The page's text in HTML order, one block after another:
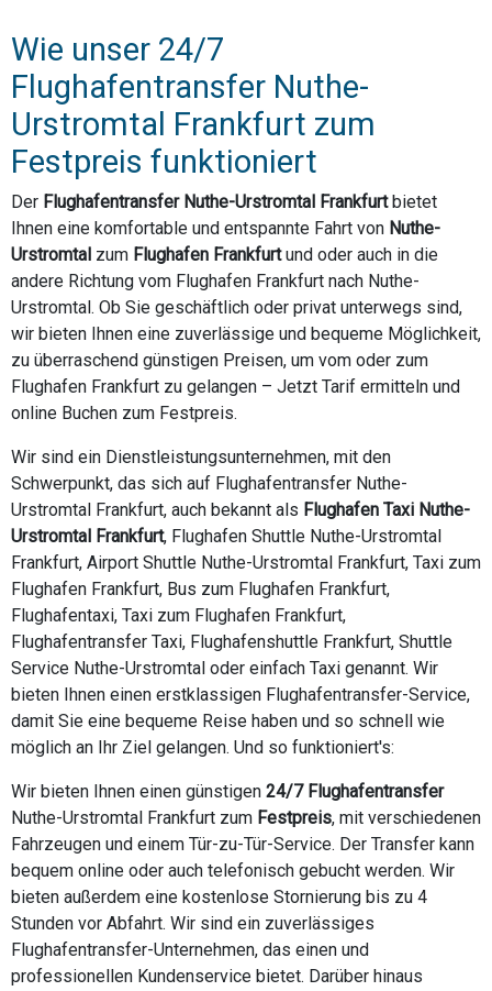
Wie unser 24/7
Flughafentransfer Nuthe-
Urstromtal Frankfurt zum
Festpreis funktioniert
Der Flughafentransfer Nuthe-Urstromtal Frankfurtbietet
Ihnen eine komfortable und entspannte Fahrt von Nuthe-
Urstromtal zum Flughafen Frankfurtund oder auch in die
andere Richtung vom Flughafen Frankfurt nach Nuthe-
Urstromtal. Ob Sie geschäftlich oder privat unterwegs sind,
wir bieten Ihnen eine zuverlässige und bequeme Möglichkeit,
zu überraschend günstigen Preisen, um vom oder zum
Flughafen Frankfurt zu gelangen – Jetzt Tarif ermitteln und
online Buchen zum Festpreis.
Wir sind ein Dienstleistungsunternehmen, mit den
Schwerpunkt, das sich auf Flughafentransfer Nuthe-
Urstromtal Frankfurt, auch bekannt als Flughafen Taxi Nuthe-
Urstromtal Frankfurt, Flughafen Shuttle Nuthe-Urstromtal
Frankfurt, Airport Shuttle Nuthe-Urstromtal Frankfurt, Taxi zum
Flughafen Frankfurt, Bus zum Flughafen Frankfurt,
Flughafentaxi, Taxi zum Flughafen Frankfurt,
Flughafentransfer Taxi, Flughafenshuttle Frankfurt, Shuttle
Service Nuthe-Urstromtal oder einfach Taxi genannt. Wir
bieten Ihnen einen erstklassigen Flughafentransfer-Service,
damit Sie eine bequeme Reise haben und so schnell wie
möglich an Ihr Ziel gelangen. Und so funktioniert's:
Wir bieten Ihnen einen günstigen 24/7 Flughafentransfer
Nuthe-Urstromtal Frankfurt zum Festpreis, mit verschiedenen
Fahrzeugen und einem Tür-zu-Tür-Service. Der Transfer kann
bequem online oder auch telefonisch gebucht werden. Wir
bieten außerdem eine kostenlose Stornierung bis zu 4
Stunden vor Abfahrt. Wir sind ein zuverlässiges
Flughafentransfer-Unternehmen, das einen und
professionellen Kundenservice bietet. Darüber hinaus